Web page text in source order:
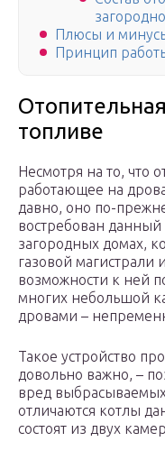
Плюсы и
Принцип
топливе
Несмотря на то, что
работающее на
давно, оно по-
востребован
загородных домах,
газовой магистрали
возможности к ней
многих небольшой
дровами –
Такое устройство
довольно важно, –
вред
отличаются котлы
состоят из двух